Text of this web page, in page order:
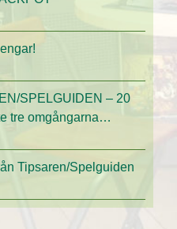
SPELGUIDEN – 20
tre omgångarna…
Tipsaren/Spelguiden